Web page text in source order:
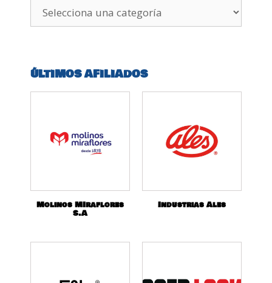
ÚLTIMOS AFILIADOS
Molinos MIraflores
S.A
Industrias Ales